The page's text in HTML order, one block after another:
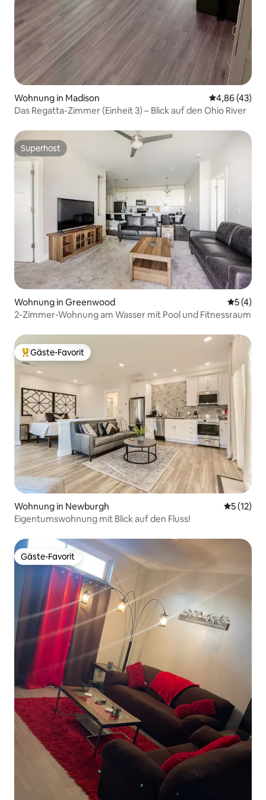
Wohnung in Madison
4,86 (43)
Das Regatta-Zimmer (Einheit 3) – Blick auf den Ohio River
Superhost
Superhost
Wohnung in Greenwood
5 (4)
2-Zimmer-Wohnung am Wasser mit Pool und Fitnessraum
Beliebter Gäste-Favorit.
Gäste-Favorit
Wohnung in Newburgh
5 (12)
Eigentumswohnung mit Blick auf den Fluss!
Gäste-Favorit
Gäste-Favorit